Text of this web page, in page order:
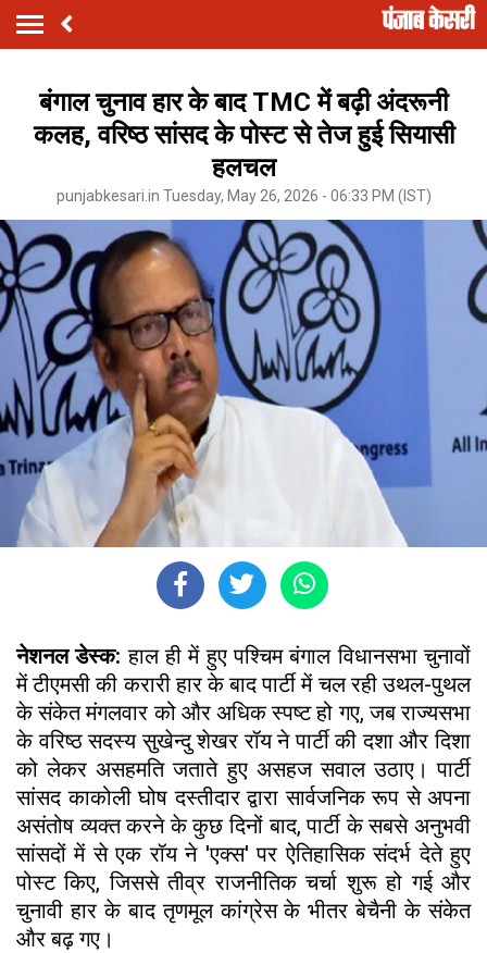
बंगाल चुनाव हार के बाद TMC में बढ़ी अंदरूनी
कलह, वरिष्ठ सांसद के पोस्ट से तेज हुई सियासी
हलचल
punjabkesari.in Tuesday, May 26, 2026 - 06:33 PM (IST)
नेशनल डेस्क:हाल ही में हुए पश्चिम बंगाल विधानसभा चुनावों
में टीएमसी की करारी हार के बाद पार्टी में चल रही उथल-पुथल
के संकेत मंगलवार को और अधिक स्पष्ट हो गए, जब राज्यसभा
के वरिष्ठ सदस्य सुखेन्दु शेखर रॉय ने पार्टी की दशा और दिशा
को लेकर असहमति जताते हुए असहज सवाल उठाए। पार्टी
सांसद काकोली घोष दस्तीदार द्वारा सार्वजनिक रूप से अपना
असंतोष व्यक्त करने के कुछ दिनों बाद, पार्टी के सबसे अनुभवी
सांसदों में से एक रॉय ने 'एक्स' पर ऐतिहासिक संदर्भ देते हुए
पोस्ट किए, जिससे तीव्र राजनीतिक चर्चा शुरू हो गई और
चुनावी हार के बाद तृणमूल कांग्रेस के भीतर बेचैनी के संकेत
और बढ़ गए।